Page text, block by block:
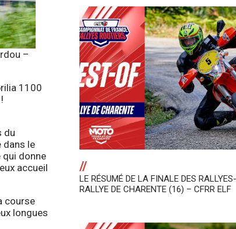
–
1100
du
dans le
qui donne
accueil
course
longues
//
LE RÉSUMÉ DE LA FINALE DES
RALLYE DE CHARENTE (16) – CFRR ELF